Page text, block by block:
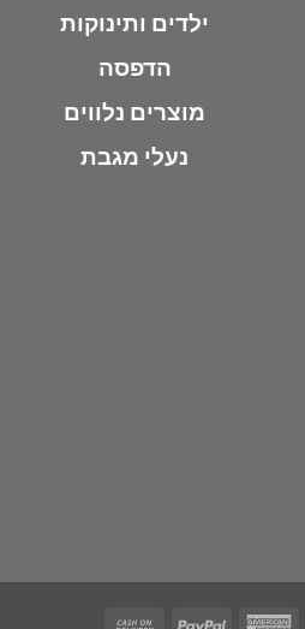
ילדים ותינוקות
הדפסה
מוצרים נלווים
נעלי מגבת
MasterCard
American
PayPal